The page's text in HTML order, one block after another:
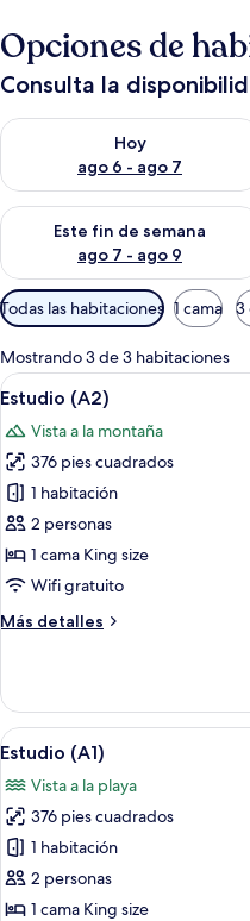
Opciones de
Consulta la
Hoy
ago 6 - ago 7
Consulta la disponibilidad
Este fin de semana
ago 7 - ago 9
Consulta la disponibilidad
Filtros
disponibles
para
las
habitaciones
Todas las habitaciones 1 cama 3
Mostrando 3 de 3 habitaciones
Abrir
todas
las
fotos
de
Estudio
(A2)
12
Estudio (A2)
Vista a la montaña
376 pies cuadrados
1 habitación
2 personas
1 cama King size
Wifi gratuito
Más detalles
Más
(A2)
Abrir
todas
las
fotos
de
Estudio
(A1)
12
Estudio (A1)
Vista a la playa
376 pies cuadrados
1 habitación
2 personas
1 cama King size